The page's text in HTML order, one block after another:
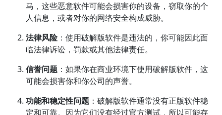
马，这些恶意软件可能会损害你的设备，窃取你的个
人信息，或者对你的网络安全构成威胁。
法律风险：使用破解版软件是违法的，你可能因此面
临法律诉讼，罚款或其他法律责任。
信誉问题 ：如果你在商业环境下使用破解版软件，这
可能会损害你和你公司的声誉。
功能和稳定性问题 ：破解版软件通常没有正版软件稳
定和可靠。因为它们没有经过官方测试，所以可能存